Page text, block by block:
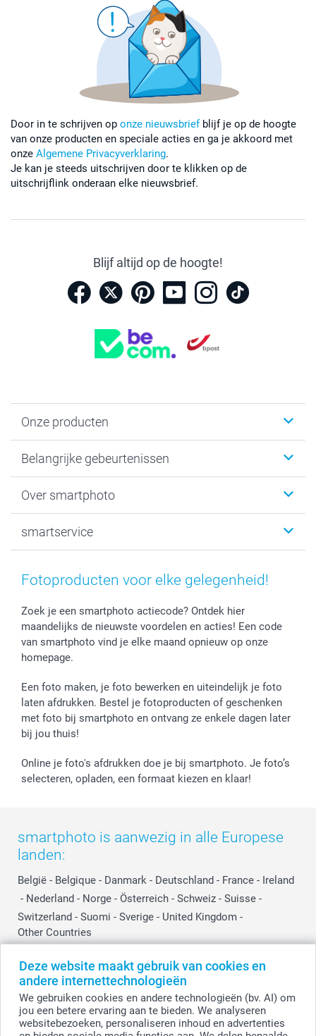
Deze website maakt gebruik van cookies en
andere internettechnologieën
We gebruiken cookies en andere technologieën (bv. AI) om
jou een betere ervaring aan te bieden. We analyseren
websitebezoeken, personaliseren inhoud en advertenties
Door in te schrijven op onze nieuwsbriefblijf je op de hoogte
van onze producten en speciale acties en ga je akkoord met
onze Algemene Privacyverklaring.
Je kan je steeds uitschrijven door te klikken op de
uitschrijflink onderaan elke nieuwsbrief.
Blijf altijd op de hoogte!
Onze producten
Fotogeschenken
Fotoprints, Fotoposter & Fotoalbum met fotoprints
MyNameBook
Stickers en Etiketten
Fotokaders, Decoratie en Snoepjes
Fotokalenders & Fotoagenda's
Belangrijke gebeurtenissen
Baby
Communie- en Lentefeest
Geschenken voor hem
Afstuderen
Moederdag
Vaderdag
Verjaardag
Geboorte
Over smartphoto
Duurzaamheid
Voorwaarden
Herroepingsrecht
Klachtenregeling
Wettelijke garantie
Privacybeleid
Cookiebeleid
Prijslijst
Jobs & Stages
Investor Relations
smartservice
smartgarantie
smartbonus
Betalingsmogelijkheden
Grote bestellingen
Levering
Mijn orderstatus
smartfriends
Fotoproducten voor elke gelegenheid!
Zoek je een smartphoto actiecode? Ontdek hier
maandelijks de nieuwste voordelen en acties! Een code
van smartphoto vind je elke maand opnieuw op onze
homepage.
Een foto maken, je foto bewerken en uiteindelijk je foto
laten afdrukken. Bestel je fotoproducten of geschenken
met foto bij smartphoto en ontvang ze enkele dagen later
bij jou thuis!
Online je foto's afdrukken doe je bij smartphoto. Je foto’s
selecteren, opladen, een formaat kiezen en klaar!
smartphoto is aanwezig in alle Europese
landen:
België - Belgique - Danmark - Deutschland - France - Ireland
- Nederland - Norge - Österreich - Schweiz - Suisse -
Switzerland - Suomi - Sverige - United Kingdom -
Other Countries
Alle prijzen zijn in EURO (€) inclusief BTW en exclusief verzendkosten.